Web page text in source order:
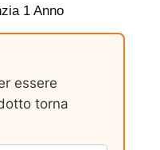
1 Anno
essere
torna